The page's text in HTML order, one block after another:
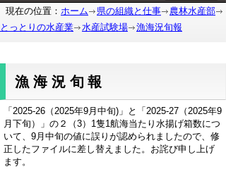
現在の位置： ホーム 県の組織と仕事
農林水産部
とっとりの水産業
水産試験場 漁海況旬報
漁海況旬報
「2025-26（2025年9月中旬)」と「2025-27（2025年9
月下旬）」の２（3）1隻1航海当たり水揚げ箱数につ
いて、9月中旬の値に誤りが認められましたので、修
正したファイルに差し替えました。お詫び申し上げ
ます。